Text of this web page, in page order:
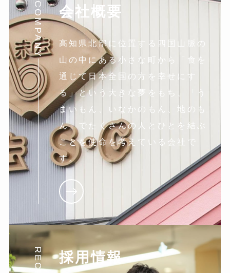
COMPANY 会社概要
高知県北部に位置する四国山脈の
山の中にある小さな町から「食を
通じて日本全国の方を幸せにす
る」という大きな夢をもち、「う
まいもん、いなかのもん、地のも
ん」でたくさんの人とひとを結ぶ
ことを使命を考えている会社で
す。
採用情報